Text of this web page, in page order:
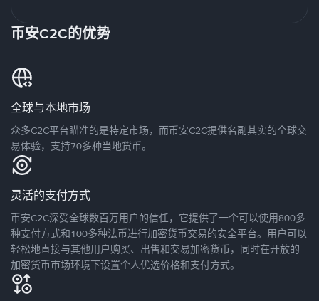
币安C2C的优势
全球与本地市场
众多C2C平台瞄准的是特定市场，而币安C2C提供名副其实的全球交
易体验，支持70多种当地货币。
灵活的支付方式
币安C2C深受全球数百万用户的信任，它提供了一个可以使用800多
种支付方式和100多种法币进行加密货币交易的安全平台。用户可以
轻松地直接与其他用户购买、出售和交易加密货币，同时在开放的
加密货币市场环境下设置个人优选价格和支付方式。